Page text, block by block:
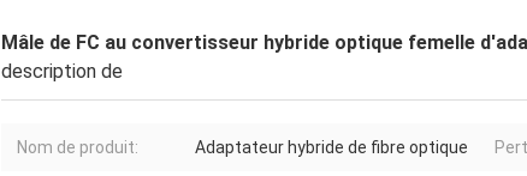
Mâle de FC au convertisseur hybride optique femelle
description de
Nom de produit: Adaptateur hybride de fibre optique